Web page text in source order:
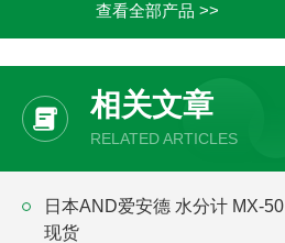
查看全部产品 >>
相关文章
RELATED ARTICLES
日本AND爱安德 水分计 MX-50
现货